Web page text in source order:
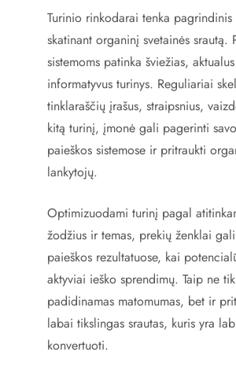
Turinio rinkodarai tenka
skatinant organinį svetainės srautą.
sistemoms patinka šviežias,
informatyvus turinys. Reguliariai
tinklaraščių įrašus, straipsnius,
kitą turinį, įmonė gali pagerinti
paieškos sistemose ir pritraukti
lankytojų.
Optimizuodami turinį pagal
žodžius ir temas, prekių ženklai
paieškos rezultatuose, kai
aktyviai ieško sprendimų. Taip ne tik
padidinamas matomumas, bet ir
labai tikslingas srautas, kuris yra
konvertuoti.